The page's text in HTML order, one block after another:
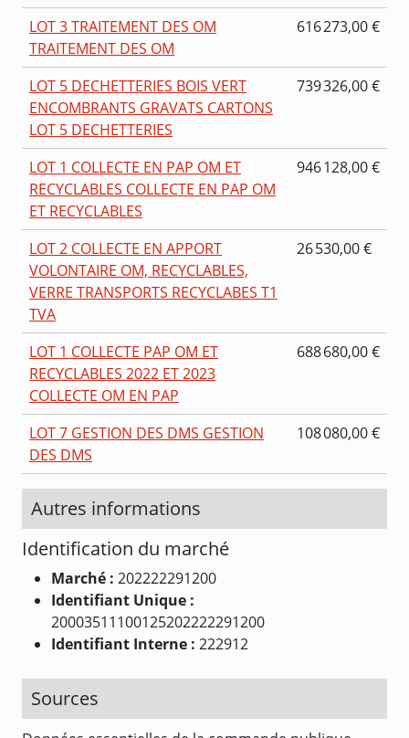
LOT 3 TRAITEMENT DES OM
TRAITEMENT DES OM
616 273,00 €
LOT 5 DECHETTERIES BOIS VERT
ENCOMBRANTS GRAVATS CARTONS
LOT 5 DECHETTERIES
739 326,00 €
LOT 1 COLLECTE EN PAP OM ET
RECYCLABLES COLLECTE EN PAP OM
ET RECYCLABLES
946 128,00 €
LOT 2 COLLECTE EN APPORT
VOLONTAIRE OM, RECYCLABLES,
VERRE TRANSPORTS RECYCLABES T1
TVA
26 530,00 €
LOT 1 COLLECTE PAP OM ET
RECYCLABLES 2022 ET 2023
COLLECTE OM EN PAP
688 680,00 €
LOT 7 GESTION DES DMS GESTION
DES DMS
108 080,00 €
Autres informations
Identification du marché
Marché : 202222291200
Identifiant Unique :
20003511100125202222291200
Identifiant Interne : 222912
Sources